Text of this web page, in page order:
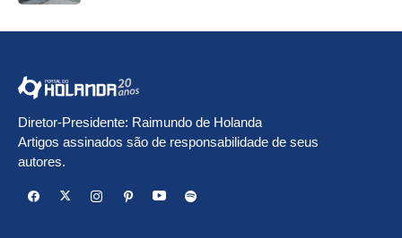
Diretor-Presidente: Raimundo de Holanda
Artigos assinados são de responsabilidade de seus
autores.